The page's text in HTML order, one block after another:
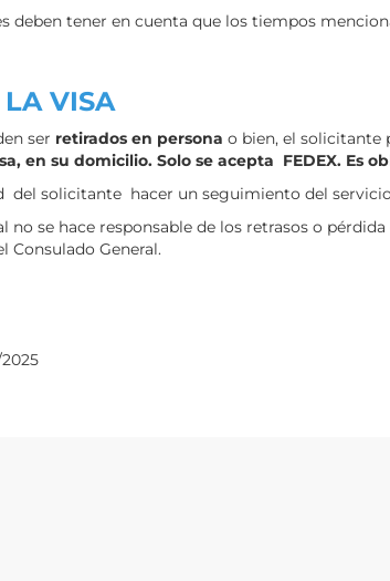
deben tener en cuenta que los tiempos
LA VISA
ser retirados en persona o bien, el solicitante
en su domicilio. Solo se acepta FEDEX. Es
del solicitante hacer un seguimiento del
no se hace responsable de los retrasos o
Consulado General.